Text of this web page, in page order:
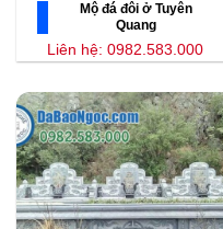
Mộ đá đôi ở Tuyên
Quang
Liên hệ: 0982.583.000